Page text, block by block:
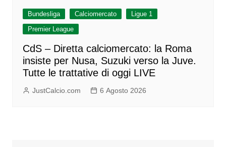
Bundesliga Calciomercato
Ligue 1
Premier League
CdS – Diretta calciomercato: la Roma
insiste per Nusa, Suzuki verso la Juve.
Tutte le trattative di oggi LIVE
JustCalcio.com 6 Agosto 2026